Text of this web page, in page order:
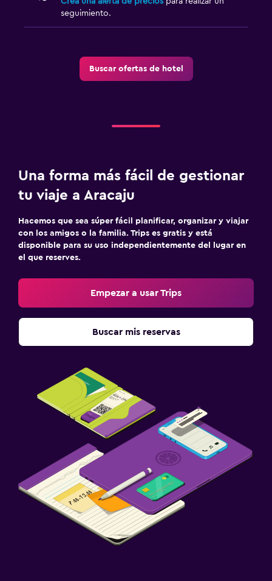
seguimiento.
Buscar ofertas de hotel
Una forma más fácil de gestionar
tu viaje a Aracaju
Hacemos que sea súper fácil planificar, organizar y viajar
con los amigos o la familia. Trips es gratis y está
disponible para su uso independientemente del lugar en
el que reserves.
Empezar a usar Trips
Buscar mis reservas